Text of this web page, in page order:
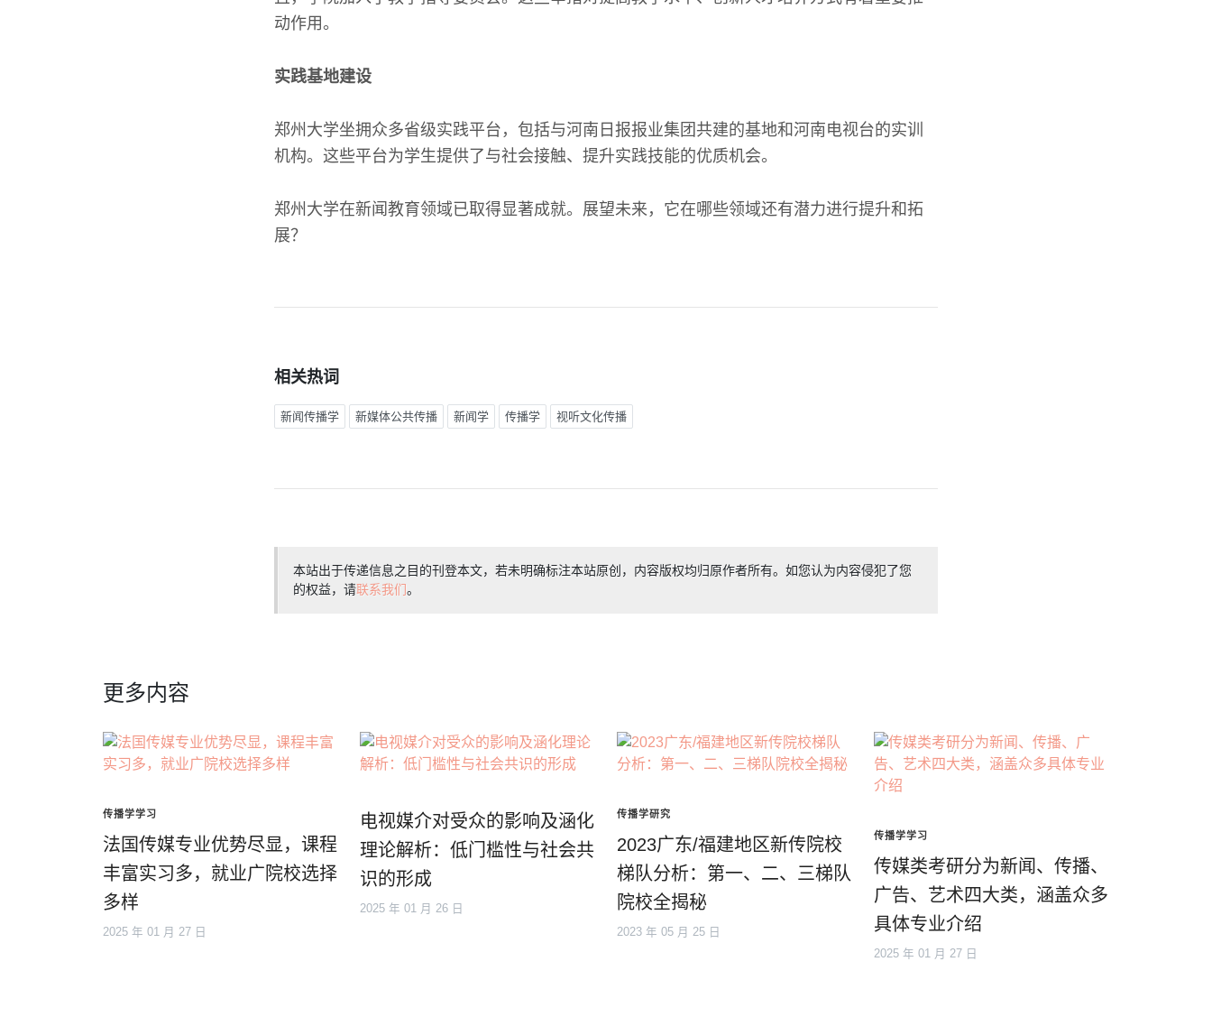
动作用。
实践基地建设
郑州大学坐拥众多省级实践平台，包括与河南日报报业集团共建的基地和河南电视台的实训
机构。这些平台为学生提供了与社会接触、提升实践技能的优质机会。
郑州大学在新闻教育领域已取得显著成就。展望未来，它在哪些领域还有潜力进行提升和拓
展？
相关热词
新闻传播学 新媒体公共传播 新闻学 传播学 视听文化传播
本站出于传递信息之目的刊登本文，若未明确标注本站原创，内容版权均归原作者所有。如您认为内容侵犯了您
的权益，请联系我们。
更多内容
传播学学习
法国传媒专业优势尽显，课程
丰富实习多，就业广院校选择
多样
2025 年 01 月 27 日
电视媒介对受众的影响及涵化
理论解析：低门槛性与社会共
识的形成
2025 年 01 月 26 日
传播学研究
2023广东/福建地区新传院校
梯队分析：第一、二、三梯队
院校全揭秘
2023 年 05 月 25 日
传播学学习
传媒类考研分为新闻、传播、
广告、艺术四大类，涵盖众多
具体专业介绍
2025 年 01 月 27 日